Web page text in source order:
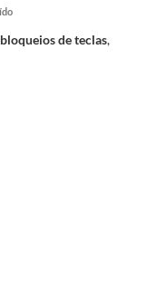
bloqueios de teclas,